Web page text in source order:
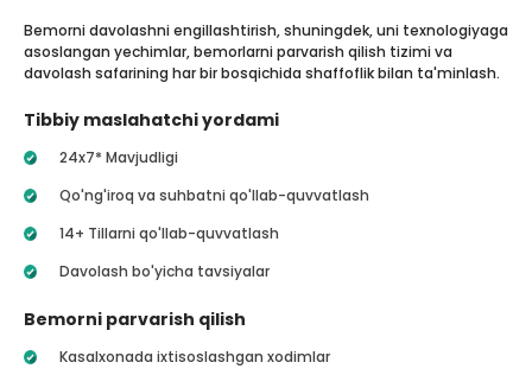
Bemorni davolashni engillashtirish, shuningdek, uni texnologiyaga
asoslangan yechimlar, bemorlarni parvarish qilish tizimi va
davolash safarining har bir bosqichida shaffoflik bilan ta'minlash.
Tibbiy maslahatchi yordami
24x7* Mavjudligi
Qo'ng'iroq va suhbatni qo'llab-quvvatlash
14+ Tillarni qo'llab-quvvatlash
Davolash bo'yicha tavsiyalar
Bemorni parvarish qilish
Kasalxonada ixtisoslashgan xodimlar